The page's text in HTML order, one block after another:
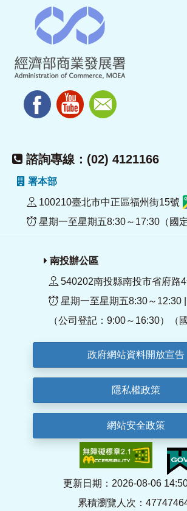
諮詢專線：(02) 4121166
署本部
100210臺北市中正區福州街15號
星期一至星期五8:30～17:30（國
南投辦公區
540202南投縣南投市省府路
星期一至星期五8:30～12:30
（公司登記：9:00～16:30）（
政府網站資料開放宣告
隱私權政策
網站安全政策
更新日期：2026-08-06
累積瀏覽人次：